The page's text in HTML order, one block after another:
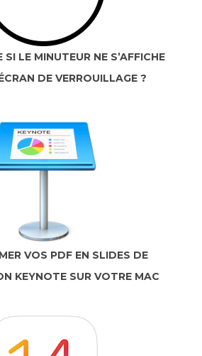
SI LE MINUTEUR NE S’AFFICHE
DE VERROUILLAGE ?
VOS PDF EN SLIDES DE
KEYNOTE SUR VOTRE MAC